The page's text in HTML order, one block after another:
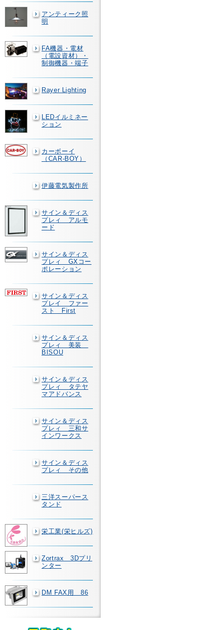
アンティーク照
明
FA機器・電材
（電設資材）・
制御機器・端子
Rayer Lighting
LEDイルミネー
ション
カーボーイ
（CAR-BOY）
伊藤電気製作所
サイン＆ディス
プレィ アルモ
ード
サイン＆ディス
プレィ GXコー
ポレーション
サイン＆ディス
プレイ ファー
スト First
サイン＆ディス
プレィ 美装
BISOU
サイン＆ディス
プレィ タテヤ
マアドバンス
サイン＆ディス
プレィ 三和サ
インワークス
サイン＆ディス
プレィ その他
三洋スーパース
タンド
栄工業(栄ヒルズ)
Zortrax 3Dプリ
ンター
DM FAX用 86